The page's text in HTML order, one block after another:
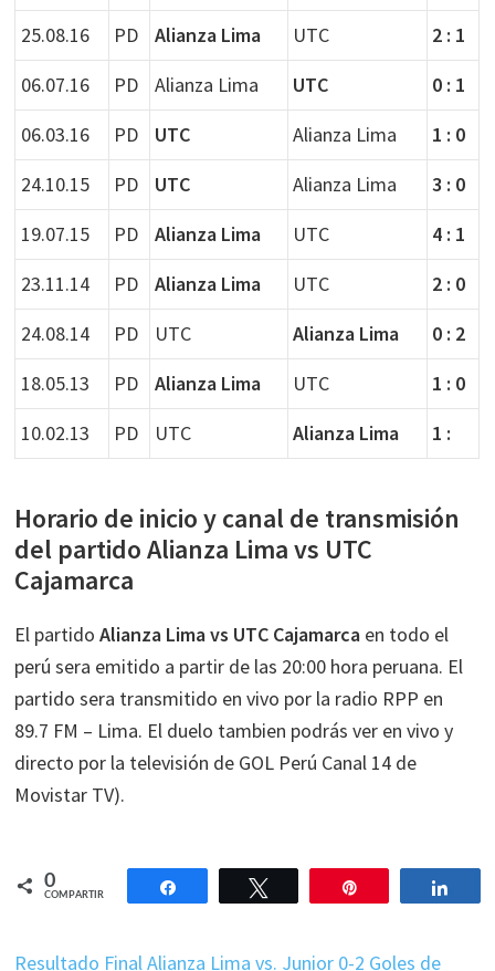
25.08.16
PD Alianza Lima UTC
2 : 1
06.07.16
PD Alianza Lima UTC
0 : 1
06.03.16
PD UTC Alianza Lima
1 : 0
24.10.15
PD UTC Alianza Lima
3 : 0
19.07.15
PD Alianza Lima UTC
4 : 1
23.11.14
PD Alianza Lima UTC
2 : 0
24.08.14
PD UTC Alianza Lima
0 : 2
18.05.13
PD Alianza Lima UTC
1 : 0
10.02.13
PD UTC Alianza Lima 1 :
Horario de inicio y canal de transmisión
del partido Alianza Lima vs UTC
Cajamarca
El partidoAlianza Lima vs UTC Cajamarca en todo el
perú sera emitido a partir de las 20:00 hora peruana. El
partido sera transmitido en vivo por la radio RPP en
89.7 FM – Lima. El duelo tambien podrás ver en vivo y
directo por la televisión de GOL Perú Canal 14 de
Movistar TV).
0
COMPARTIR
Compartir
Resultado Final Alianza Lima vs. Junior 0-2 Goles de